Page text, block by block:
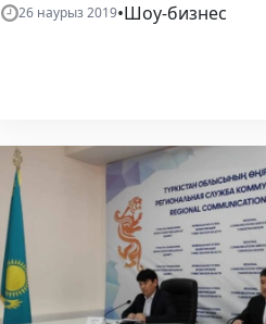
26 наурыз 2019•Шоу-бизнес